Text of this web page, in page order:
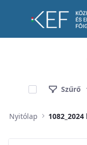
Szűrő
Nyitólap